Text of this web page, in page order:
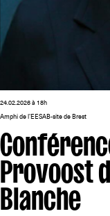
24.02.2026 à 18h
Amphi de l’EESAB-site de Brest
Provoost
Blanche